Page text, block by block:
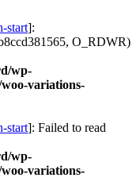
start]:
O_RDWR)
wp-
variations-
start]: Failed to read
wp-
variations-